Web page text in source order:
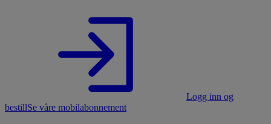
Logg inn og
bestillSe våre mobilabonnement